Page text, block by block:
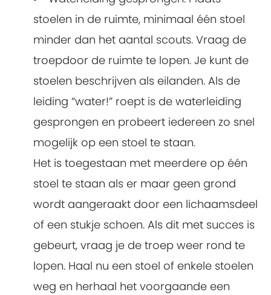
stoelen in de ruimte, minimaal één stoel
minder dan het aantal scouts. Vraag de
troepdoor de ruimte te lopen. Je kunt de
stoelen beschrijven als eilanden. Als de
leiding “water!” roept is de waterleiding
gesprongen en probeert iedereen zo snel
mogelijk op een stoel te staan.
Het is toegestaan met meerdere op één
stoel te staan als er maar geen grond
wordt aangeraakt door een lichaamsdeel
of een stukje schoen. Als dit met succes is
gebeurt, vraag je de troep weer rond te
lopen. Haal nu een stoel of enkele stoelen
weg en herhaal het voorgaande een